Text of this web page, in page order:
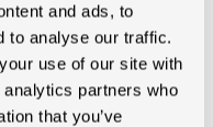
and ads, to
to analyse our traffic.
use of our site with
partners who
that you’ve
“Serve
La cultura è
e